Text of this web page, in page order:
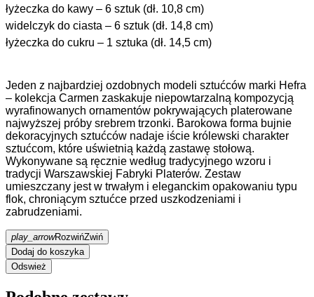
łyżeczka do kawy – 6 sztuk (dł. 10,8 cm)
widelczyk do ciasta – 6 sztuk (dł. 14,8 cm)
łyżeczka do cukru – 1 sztuka (dł. 14,5 cm)
Jeden z najbardziej ozdobnych modeli sztućców marki Hefra
– kolekcja Carmen zaskakuje niepowtarzalną kompozycją
wyrafinowanych ornamentów pokrywających platerowane
najwyższej próby srebrem trzonki. Barokowa forma bujnie
dekoracyjnych sztućców nadaje iście królewski charakter
sztućcom, które uświetnią każdą zastawę stołową.
Wykonywane są ręcznie według tradycyjnego wzoru i
tradycji Warszawskiej Fabryki Platerów. Zestaw
umieszczany jest w trwałym i eleganckim opakowaniu typu
flok, chroniącym sztućce przed uszkodzeniami i
zabrudzeniami.
play_arrowRozwińZwiń
Dodaj do koszyka